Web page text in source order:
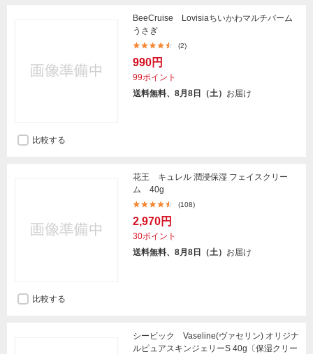
BeeCruise Lovisiaちいかわマルチバーム
うさぎ
(2)
990円
99ポイント
送料無料、8月8日（土） お届け
比較する
花王 キュレル 潤浸保湿 フェイスクリー
ム 40g
(108)
2,970円
30ポイント
送料無料、8月8日（土） お届け
比較する
シービック Vaseline(ヴァセリン) オリジナ
ルピュアスキンジェリーS 40g〔保湿クリー